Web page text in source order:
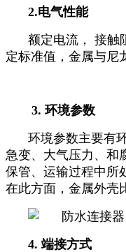
2.电气性能
额定电流， 接触
定标准值，金属与尼
3. 环境参数
环境参数主要有
急变、大气压力、和
保管、运输过程中所
在此方面，金属外壳
4. 端接方式